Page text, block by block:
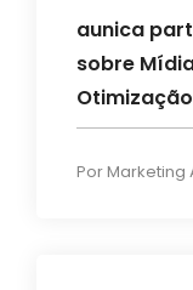
aunica
sobre
PorMarketing